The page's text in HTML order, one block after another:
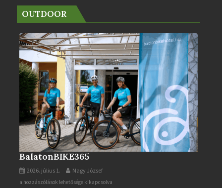
OUTDOOR
BalatonBIKE365
2026. július 1. Nagy József
BalatonBIKE365
a hozzászólások lehetősége kikapcsolva